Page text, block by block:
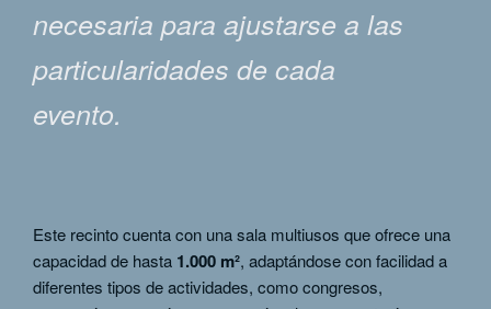
necesaria para ajustarse a las
particularidades de cada
evento.
Este recinto cuenta con una sala multiusos que ofrece una
capacidad de hasta 1.000 m², adaptándose con facilidad a
diferentes tipos de actividades, como congresos,